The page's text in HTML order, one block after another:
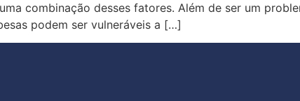
combinação desses fatores. Além de ser um
podem ser vulneráveis a […]